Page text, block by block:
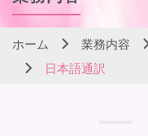
ホーム 業務内容
日本語通訳